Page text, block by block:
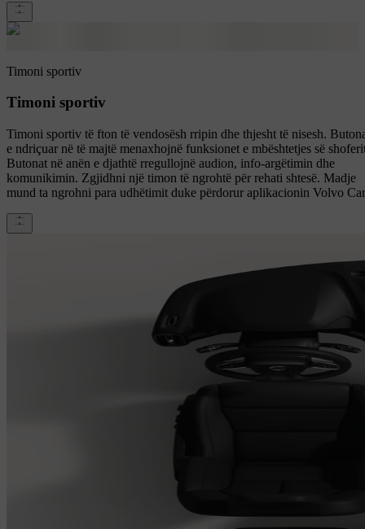
Timoni sportiv
Timoni sportiv
Timoni sportiv të fton të vendosësh rripin dhe thjesht të nisesh.
e ndriçuar në të majtë menaxhojnë funksionet e mbështetjes së
Butonat në anën e djathtë rregullojnë audion, info-argëtimin dhe
komunikimin. Zgjidhni një timon të ngrohtë për rehati shtesë. Madje
mund ta ngrohni para udhëtimit duke përdorur aplikacionin Volvo